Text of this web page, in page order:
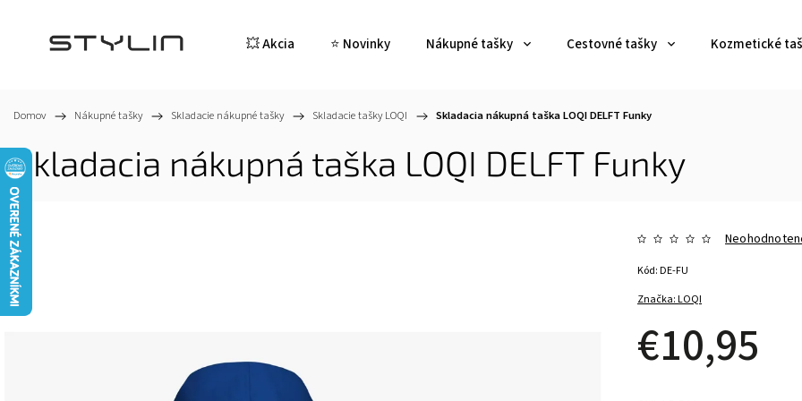
💥 Akcia ⭐ Novinky Nákupné tašky Cestovné tašky Kozmetické
Domov / Nákupné tašky / Skladacie nákupné tašky / Skladacie tašky LOQI / Skladacia nákupná taška LOQI DELFT Funky
Skladacia nákupná taška LOQI DELFT Funky
Značka:LOQI
€10,95
Kód:DE-FU